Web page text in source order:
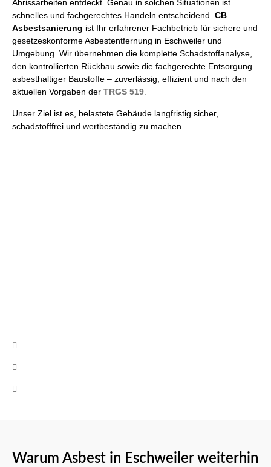
Abrissarbeiten entdeckt. Genau in solchen Situationen ist
schnelles und fachgerechtes Handeln entscheidend. CB
Asbestsanierung ist Ihr erfahrener Fachbetrieb für sichere und
gesetzeskonforme Asbestentfernung in Eschweiler und
Umgebung. Wir übernehmen die komplette Schadstoffanalyse,
den kontrollierten Rückbau sowie die fachgerechte Entsorgung
asbesthaltiger Baustoffe – zuverlässig, effizient und nach den
aktuellen Vorgaben der TRGS 519
Unser Ziel ist es, belastete Gebäude langfristig sicher,
schadstofffrei und wertbeständig zu machen.
Warum Asbest in Eschweiler weiterhin